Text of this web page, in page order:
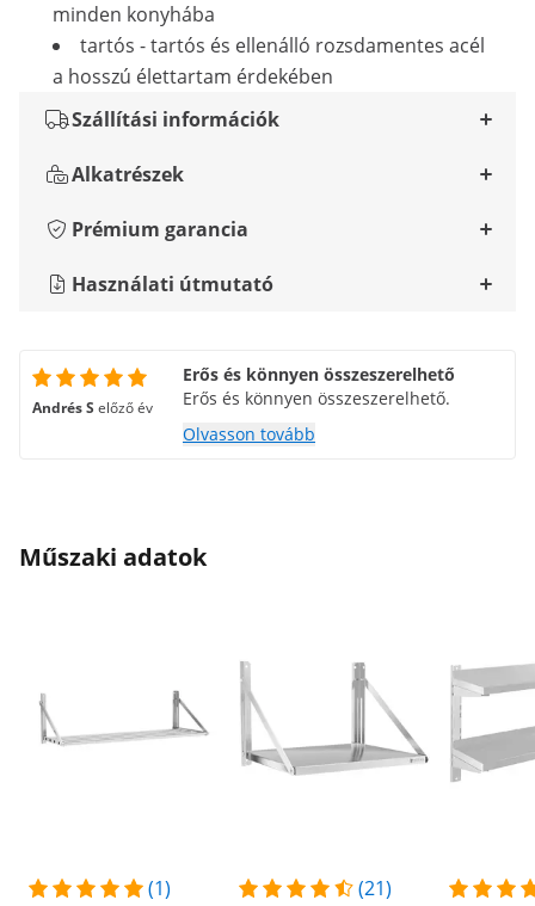
minden konyhába
tartós - tartós és ellenálló rozsdamentes acél
a hosszú élettartam érdekében
Szállítási információk
Alkatrészek
Prémium garancia
Használati útmutató
Andrés S előző év
Erős és könnyen összeszerelhető
Erős és könnyen összeszerelhető.
Olvasson tovább
Műszaki adatok
(1) (21)